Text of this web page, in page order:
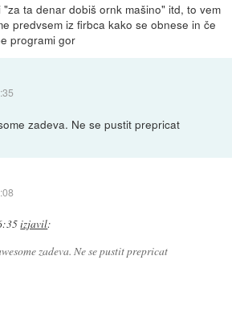
ta denar dobiš ornk mašino" itd, to vem
predvsem iz firbca kako se obnese in če
programi gor
zadeva. Ne se pustit prepricat
izjavil:
zadeva. Ne se pustit prepricat